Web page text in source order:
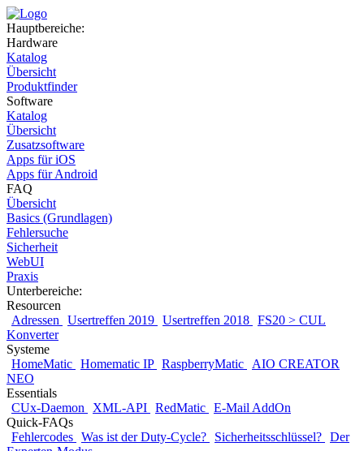
Hauptbereiche:
Hardware
Katalog
Übersicht
Produktfinder
Software
Katalog
Übersicht
Zusatzsoftware
Apps für iOS
Apps für Android
FAQ
Übersicht
Basics (Grundlagen)
Fehlersuche
Sicherheit
WebUI
Praxis
Unterbereiche:
Resourcen
Adressen
Usertreffen 2019 Usertreffen 2018 FS20 > CUL
Konverter
Systeme
HomeMatic Homematic IP RaspberryMatic
AIO CREATOR
NEO
Essentials
CUx-Daemon
XML-API RedMatic E-Mail AddOn
Quick-FAQs
Fehlercodes Was ist der Duty-Cycle? Sicherheitsschlüssel? Der